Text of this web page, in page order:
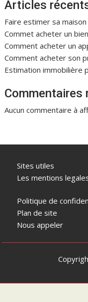
Articles
Faire estimer sa
Commet acheter un
Comment acheter un
Comment acheter son
Estimation immobilière
Commentaires
Aucun commentaire à
Sites utiles
Les mentions
Politique de
Plan de site
Nous appeler